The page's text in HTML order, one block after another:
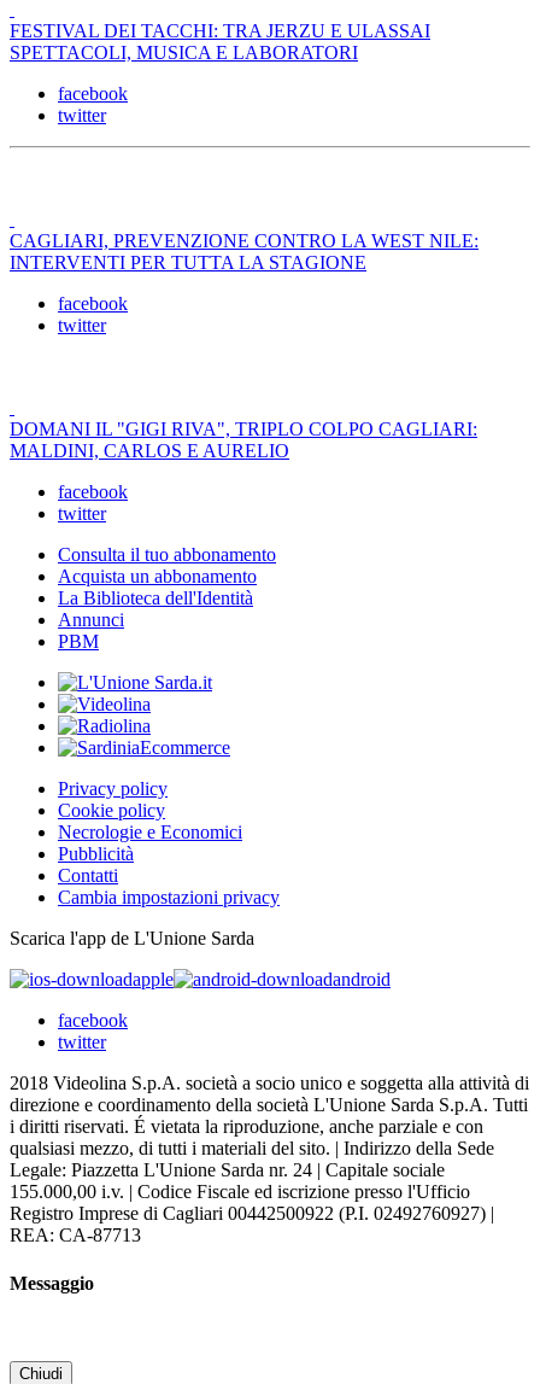
FESTIVAL DEI TACCHI: TRA JERZU E ULASSAI
SPETTACOLI, MUSICA E LABORATORI
facebook
twitter
CAGLIARI, PREVENZIONE CONTRO LA WEST NILE:
INTERVENTI PER TUTTA LA STAGIONE
facebook
twitter
DOMANI IL "GIGI RIVA", TRIPLO COLPO CAGLIARI:
MALDINI, CARLOS E AURELIO
facebook
twitter
Consulta il tuo abbonamento
Acquista un abbonamento
La Biblioteca dell'Identità
Annunci
PBM
Privacy policy
Cookie policy
Necrologie e Economici
Pubblicità
Contatti
Cambia impostazioni privacy
Scarica l'app de L'Unione Sarda
apple
android
facebook
twitter
2018 Videolina S.p.A. società a socio unico e soggetta alla attività di
direzione e coordinamento della società L'Unione Sarda S.p.A. Tutti
i diritti riservati. É vietata la riproduzione, anche parziale e con
qualsiasi mezzo, di tutti i materiali del sito. | Indirizzo della Sede
Legale: Piazzetta L'Unione Sarda nr. 24 | Capitale sociale
155.000,00 i.v. | Codice Fiscale ed iscrizione presso l'Ufficio
Registro Imprese di Cagliari 00442500922 (P.I. 02492760927) |
REA: CA-87713
Messaggio
Chiudi